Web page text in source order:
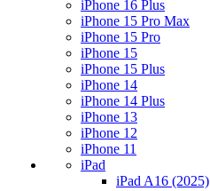
iPhone 16 Plus
iPhone 15 Pro Max
iPhone 15 Pro
iPhone 15
iPhone 15 Plus
iPhone 14
iPhone 14 Plus
iPhone 13
iPhone 12
iPhone 11
iPad
iPad A16 (2025)